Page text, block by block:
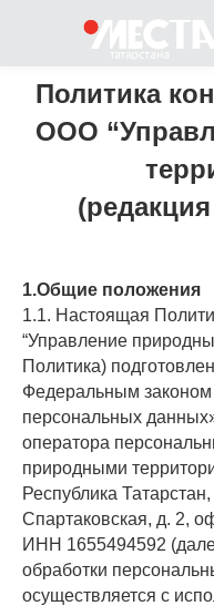
Политика
ООО
(редакция
1.Общие положения
1.1. Настоящая
“Управление
Политика)
Федеральным
персональных
оператора
природными
Республика Татарстан,
Спартаковская, д. 2,
ИНН 1655494592
обработки
осуществляется с